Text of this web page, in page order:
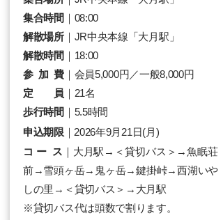
集合時間 ｜08:00
解散場所｜JR中央本線「大月駅」
解散時間 ｜18:00
参 加 費｜会員5,000円／一般8,000円​
定 員 ｜21名
歩行時間 ｜5.5時間
申込期限 ｜2026年9月21日(月)
コ ー ス ｜大月駅→＜貸切バス＞→魚眠荘
前→雪頭ヶ岳→鬼ヶ岳→鍵掛峠→西湖いや
しの里→＜貸切バス＞→大月駅
​※貸切バス代は頭数で割ります。